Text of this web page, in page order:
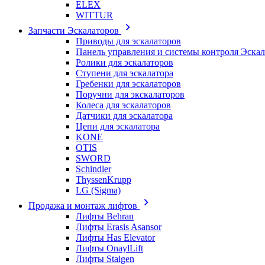
ELEX
WITTUR
Запчасти Эскалаторов
Приводы для эскалаторов
Панель управления и системы контроля
Ролики для эскалаторов
Ступени для эскалатора
Гребенки для эскалаторов
Поручни для экскалаторов
Колеса для эскалаторов
Датчики для эскалатора
Цепи для эскалатора
KONE
OTIS
SWORD
Schindler
ThyssenKrupp
LG (Sigma)
Продажа и монтаж лифтов
Лифты Behran
Лифты Erasis Asansor
Лифты Has Elevator
Лифты OnaylLift
Лифты Staigen